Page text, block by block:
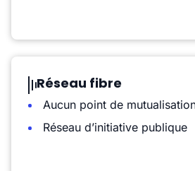
Réseau fibre
Aucun point de
Réseau d’initiative publique